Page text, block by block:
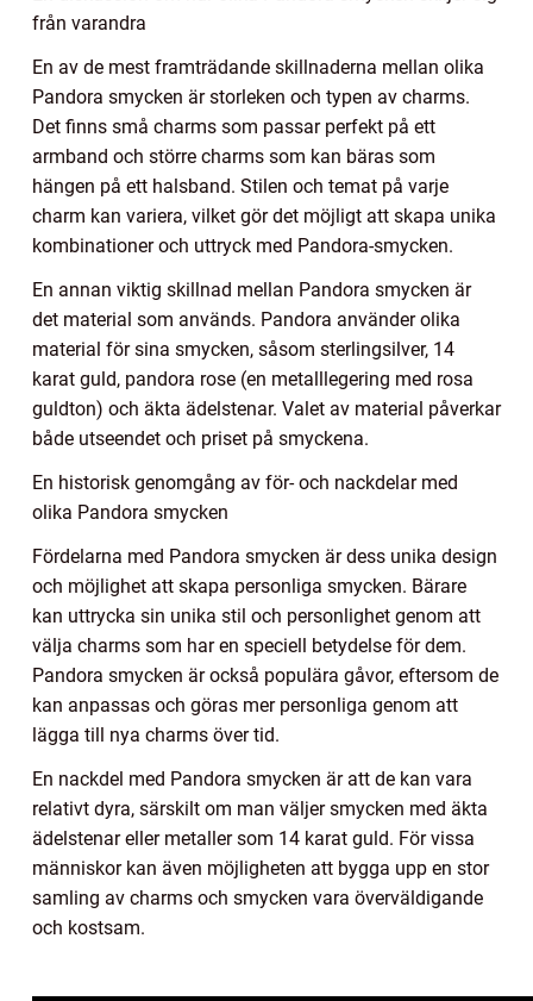
från varandra
En av de mest framträdande skillnaderna mellan olika
Pandora smycken är storleken och typen av charms.
Det finns små charms som passar perfekt på ett
armband och större charms som kan bäras som
hängen på ett halsband. Stilen och temat på varje
charm kan variera, vilket gör det möjligt att skapa unika
kombinationer och uttryck med Pandora-smycken.
En annan viktig skillnad mellan Pandora smycken är
det material som används. Pandora använder olika
material för sina smycken, såsom sterlingsilver, 14
karat guld, pandora rose (en metalllegering med rosa
guldton) och äkta ädelstenar. Valet av material påverkar
både utseendet och priset på smyckena.
En historisk genomgång av för- och nackdelar med
olika Pandora smycken
Fördelarna med Pandora smycken är dess unika design
och möjlighet att skapa personliga smycken. Bärare
kan uttrycka sin unika stil och personlighet genom att
välja charms som har en speciell betydelse för dem.
Pandora smycken är också populära gåvor, eftersom de
kan anpassas och göras mer personliga genom att
lägga till nya charms över tid.
En nackdel med Pandora smycken är att de kan vara
relativt dyra, särskilt om man väljer smycken med äkta
ädelstenar eller metaller som 14 karat guld. För vissa
människor kan även möjligheten att bygga upp en stor
samling av charms och smycken vara överväldigande
och kostsam.